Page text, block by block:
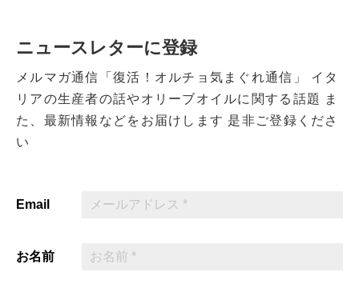
ニュースレターに登録
メルマガ通信「復活！オルチョ気まぐれ通信」
イタ
リアの生産者の話やオリーブオイルに関する話題
ま
た、最新情報などをお届けします 是非ご登録くださ
い
Email
お名前